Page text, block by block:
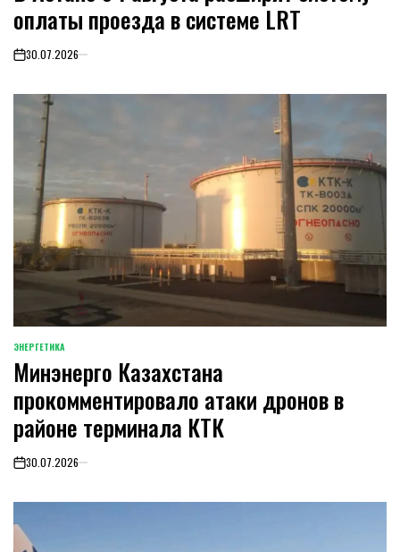
оплаты проезда в системе LRT
on30.07.2026
POSTED
IN
ЭНЕРГЕТИКА
Минэнерго Казахстана
прокомментировало атаки дронов в
районе терминала КТК
on30.07.2026